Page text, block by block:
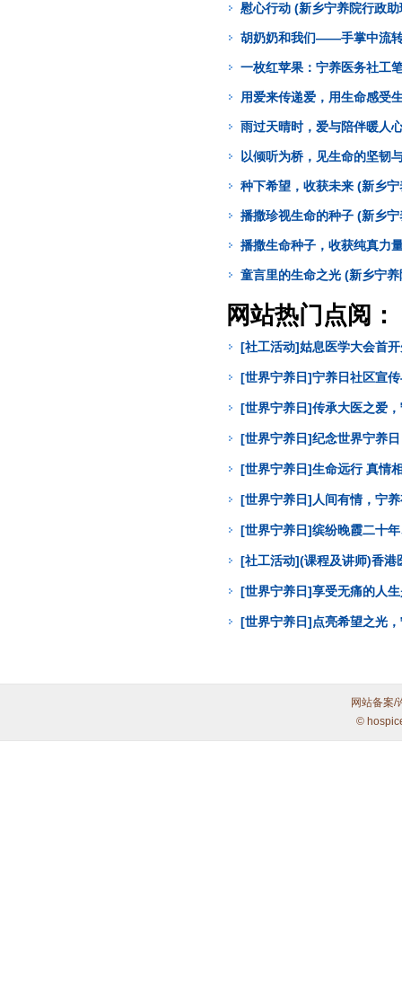
慰心行动 (新乡宁养院行政
胡奶奶和我们——手掌中流
一枚红苹果：宁养医务社工
用爱来传递爱，用生命感受
雨过天晴时，爱与陪伴暖人
以倾听为桥，见生命的坚韧
种下希望，收获未来 (新乡
播撒珍视生命的种子 (新乡
播撒生命种子，收获纯真力
童言里的生命之光 (新乡宁
网站热门点阅：
[社工活动]姑息医学大会首
[世界宁养日]宁养日社区宣
[世界宁养日]传承大医之爱
[世界宁养日]纪念世界宁养
[世界宁养日]生命远行 真情
[世界宁养日]人间有情，宁
[世界宁养日]缤纷晚霞二十
[社工活动](课程及讲师)香
[世界宁养日]享受无痛的人
[世界宁养日]点亮希望之光
网站备案/
©